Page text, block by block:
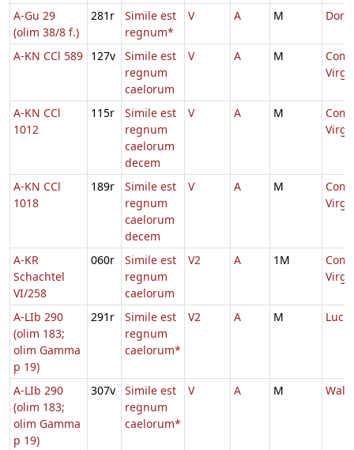
A-Gu 29
(olim 38/8 f.)
281r
Simile est
regnum*
V A M
A-KN CCl 589 127v
Simile est
regnum
caelorum
V A M
A-KN CCl
1012
115r
Simile est
regnum
caelorum
decem
V A M
A-KN CCl
1018
189r
Simile est
regnum
caelorum
decem
V A M
A-KR
Schachtel
VI/258
060r
Simile est
regnum
caelorum
V2 A 1M
A-LIb 290
(olim 183;
olim Gamma
p 19)
291r
Simile est
regnum
caelorum*
V2 A M
A-LIb 290
(olim 183;
olim Gamma
p 19)
307v
Simile est
regnum
caelorum*
V A M